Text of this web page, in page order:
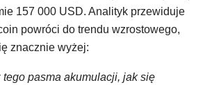
157 000 USD. Analityk przewiduje
powróci do trendu wzrostowego,
znacznie wyżej:
tego pasma akumulacji, jak się